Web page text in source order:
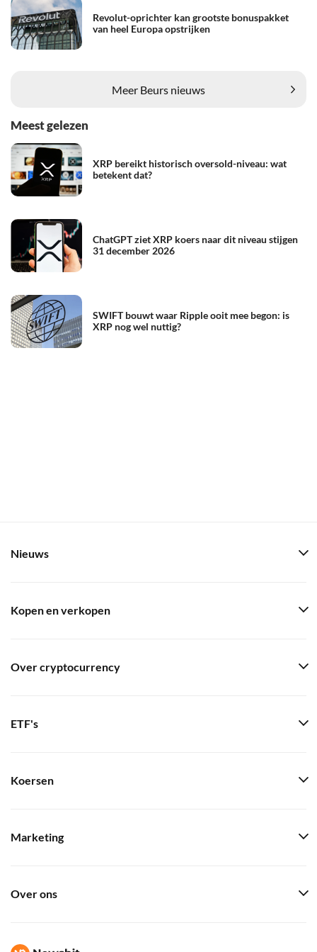
Revolut-oprichter kan grootste bonuspakket
van heel Europa opstrijken
Meer Beurs nieuws
Meest gelezen
XRP bereikt historisch oversold-niveau: wat
betekent dat?
ChatGPT ziet XRP koers naar dit niveau stijgen
31 december 2026
SWIFT bouwt waar Ripple ooit mee begon: is
XRP nog wel nuttig?
Nieuws
Kopen en verkopen
Over cryptocurrency
ETF's
Koersen
Marketing
Over ons